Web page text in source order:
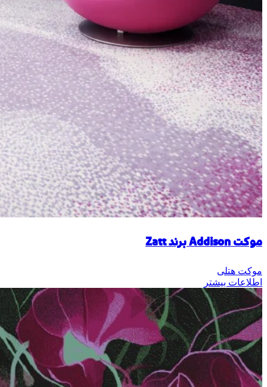
موکت Addison برند Zatt
موکت هتلی
اطلاعات بیشتر